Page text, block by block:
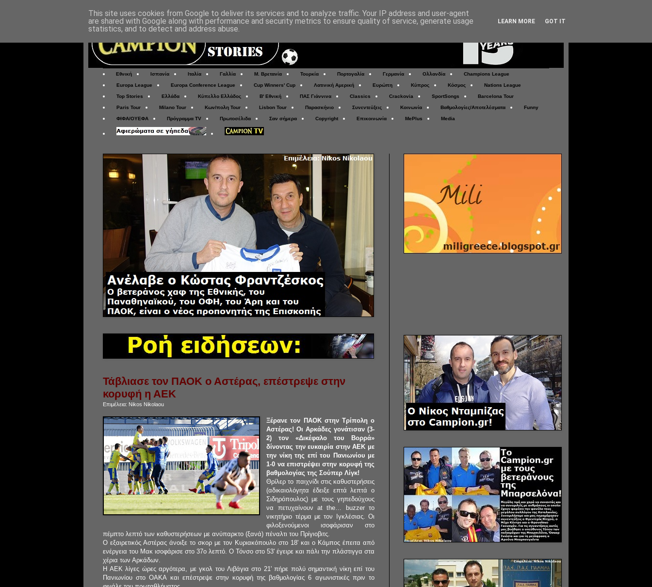
Εθνική Ισπανία Ιταλία Γαλλία Μ. Βρετανία Τουρκία Πορτογαλία Γερμανία Ολλανδία Champions League
Europa League Europa Conference League Cup Winners' Cup Λατινική Αμερική Ευρώπη Κύπρος Κόσμος Nations League
Top Stories Ελλάδα Κύπελλο Ελλάδος Β' Εθνική ΠΑΣ Γιάννινα Classics Crackovia SportSongs Barcelona Tour
Paris Tour Milano Tour Κων/πολη Tour Lisbon Tour Παρασκήνιο Συνεντεύξεις Κοινωνία Βαθμολογίες/Αποτελέσματα Funny
ΦΙΦΑ/ΟΥΕΦΑ Πρόγραμμα TV Πρωτοσέλιδα Σαν σήμερα Copyright Επικοινωνία MePlus Media
Τάβλιασε τον ΠΑΟΚ ο Αστέρας, επέστρεψε στην
κορυφή η ΑΕΚ
Επιμέλεια: Nikos Nikolaou
Ξέρανε τον ΠΑΟΚ στην Τρίπολη ο
Αστέρας! Οι Αρκάδες γονάτισαν (3-
2) τον «Δικέφαλο του Βορρά»
δίνοντας την ευκαιρία στην ΑΕΚ με
την νίκη της επί του Πανιωνίου με
1-0 να επιστρέψει στην κορυφή της
βαθμολογίας της Σούπερ Λίγκ!
Θρίλερ το παιχνίδι στις καθυστερήσεις
(αδικαιολόγητα έδειξε επτά λεπτά ο
Σιδηρόπουλος) με τους γηπεδούχους
να πετυχαίνουν at the… buzzer το
νικητήριο τέρμα με τον Ιγκλέσιας. Οι
φιλοξενούμενοι ισοφάρισαν στο
πέμπτο λεπτό των καθυστερήσεων με ανύπαρκτο (ξανά) πέναλτι του Πρίγιοβιτς.
Ο εξαιρετικός Αστέρας άνοιξε το σκορ με τον Κυριακόπουλο στο 18' και ο Κάμπος έπειτα από
ενέργεια του Μακ ισοφάρισε στο 37ο λεπτό. Ο Τόνσο στο 53' έγειρε και πάλι την πλάστιγγα στα
χέρια των Αρκάδων.
Η ΑΕΚ λίγες ώρες αργότερα, με γκολ του Λιβάγια στο 21' πήρε πολύ σημαντική νίκη επί του
Πανιωνίου στο ΟΑΚΑ και επέστρεψε στην κορυφή της βαθμολογίας 6 αγωνιστικές πριν το
This site uses cookies from Google to deliver its services and to analyze traffic. Your IP address and user-agent
are shared with Google along with performance and security metrics to ensure quality of service, generate usage
statistics, and to detect and address abuse.
LEARN MORE GOT IT